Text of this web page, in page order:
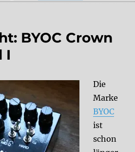
BYOC Crown
I
Die
Marke
BYOC
ist
schon